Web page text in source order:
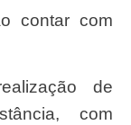
contar com
com